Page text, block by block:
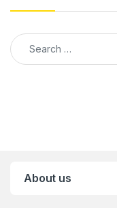
Search for:
About us